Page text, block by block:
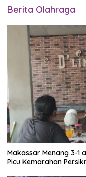
Berita Olahraga
Makassar Menang 3-1
Picu Kemarahan